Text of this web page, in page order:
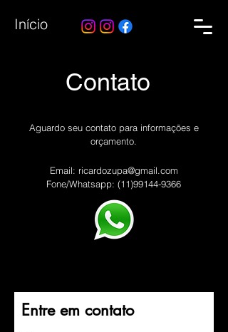
Início
Contato
Aguardo seu contato para informações e
orçamento.
Email: ricardozupa@gmail.com
Fone/Whatsapp: (11)99144-9366
Entre em contato